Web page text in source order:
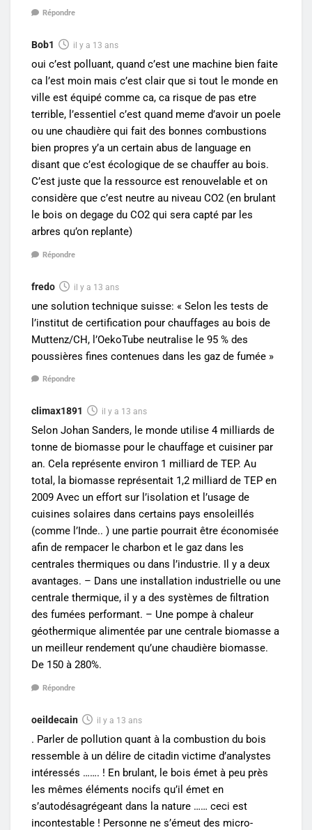
Répondre
Bob1 il y a 13 ans
oui c’est polluant, quand c’est une machine bien faite
ca l’est moin mais c’est clair que si tout le monde en
ville est équipé comme ca, ca risque de pas etre
terrible, l’essentiel c’est quand meme d’avoir un poele
ou une chaudière qui fait des bonnes combustions
bien propres y’a un certain abus de language en
disant que c’est écologique de se chauffer au bois.
C’est juste que la ressource est renouvelable et on
considère que c’est neutre au niveau CO2 (en brulant
le bois on degage du CO2 qui sera capté par les
arbres qu’on replante)
Répondre
fredo il y a 13 ans
une solution technique suisse: « Selon les tests de
l’institut de certification pour chauffages au bois de
Muttenz/CH, l’OekoTube neutralise le 95 % des
poussières fines contenues dans les gaz de fumée »
Répondre
climax1891 il y a 13 ans
Selon Johan Sanders, le monde utilise 4 milliards de
tonne de biomasse pour le chauffage et cuisiner par
an. Cela représente environ 1 milliard de TEP. Au
total, la biomasse représentait 1,2 milliard de TEP en
2009 Avec un effort sur l’isolation et l’usage de
cuisines solaires dans certains pays ensoleillés
(comme l’Inde.. ) une partie pourrait être économisée
afin de rempacer le charbon et le gaz dans les
centrales thermiques ou dans l’industrie. Il y a deux
avantages. – Dans une installation industrielle ou une
centrale thermique, il y a des systèmes de filtration
des fumées performant. – Une pompe à chaleur
géothermique alimentée par une centrale biomasse a
un meilleur rendement qu’une chaudière biomasse.
De 150 à 280%.
Répondre
oeildecain il y a 13 ans
. Parler de pollution quant à la combustion du bois
ressemble à un délire de citadin victime d’analystes
intéressés ……. ! En brulant, le bois émet à peu près
les mêmes éléments nocifs qu’il émet en
s’autodésagrégeant dans la nature …… ceci est
incontestable ! Personne ne s’émeut des micro-